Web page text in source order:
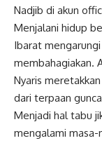
Nadjib di akun
Menjalani hidup
Ibarat
membahagiakan.
Nyaris
dari terpaan
Menjadi hal tabu
mengalami masa-